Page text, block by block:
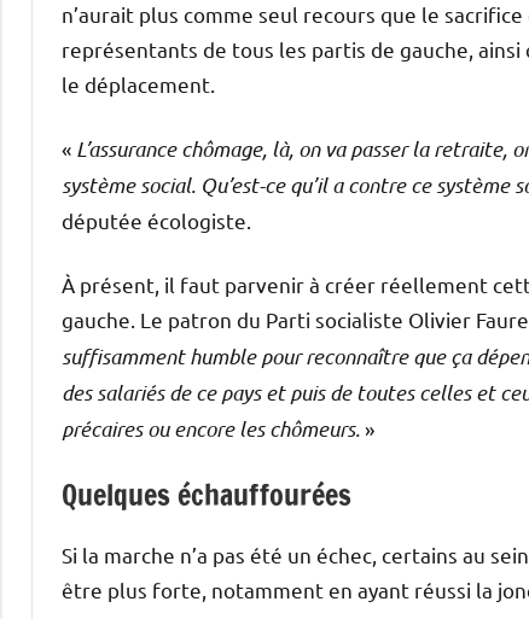
n’aurait plus comme seul recours que le
représentants de tous les partis de gauche,
le déplacement.
« L’assurance chômage, là, on va passer la
système social. Qu’est-ce qu’il a contre ce système
députée écologiste.
À présent, il faut parvenir à créer réellement
gauche. Le patron du Parti socialiste Olivier
suffisamment humble pour reconnaître que ça
des salariés de ce pays et puis de toutes celles et
précaires ou encore les chômeurs. »
Quelques échauffourées
Si la marche n’a pas été un échec, certains au
être plus forte, notamment en ayant réussi la